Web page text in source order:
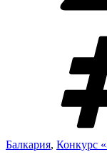
Балкария, Конкурс